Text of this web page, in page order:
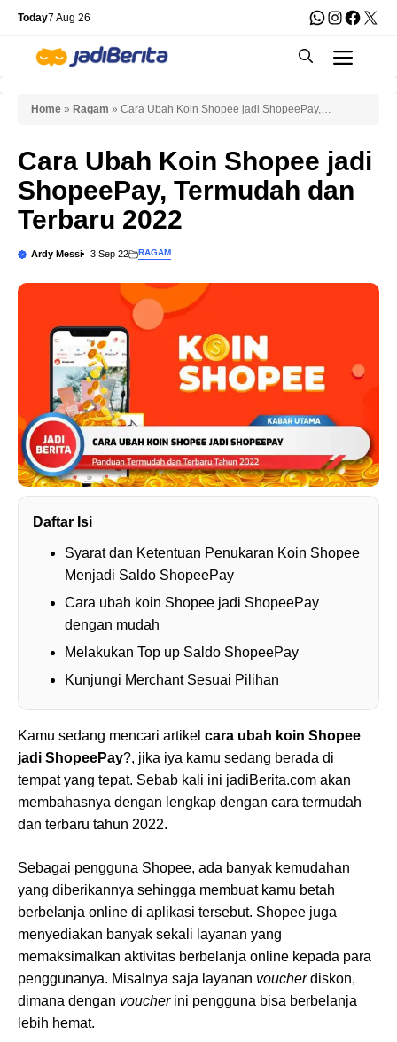
Skip
content
Today7 Aug 26 WhatsApp
X
Home » Ragam » Cara Ubah Koin Shopee jadi ShopeePay,
Cara Ubah Koin Shopee jadi
ShopeePay, Termudah dan
Terbaru 2022
Ardy Messi 3 Sep 22 RAGAM
Daftar Isi
Syarat dan Ketentuan Penukaran Koin Shopee
Menjadi Saldo ShopeePay
Cara ubah koin Shopee jadi ShopeePay
dengan mudah
Melakukan Top up Saldo ShopeePay
Kunjungi Merchant Sesuai Pilihan
Kamu sedang mencari artikel cara ubah koin Shopee
jadi ShopeePay?, jika iya kamu sedang berada di
tempat yang tepat. Sebab kali ini jadiBerita.com akan
membahasnya dengan lengkap dengan cara termudah
dan terbaru tahun 2022.
Sebagai pengguna Shopee, ada banyak kemudahan
yang diberikannya sehingga membuat kamu betah
berbelanja online di aplikasi tersebut. Shopee juga
menyediakan banyak sekali layanan yang
memaksimalkan aktivitas berbelanja online kepada para
penggunanya. Misalnya saja layanan voucherdiskon,
dimana dengan voucherini pengguna bisa berbelanja
lebih hemat.